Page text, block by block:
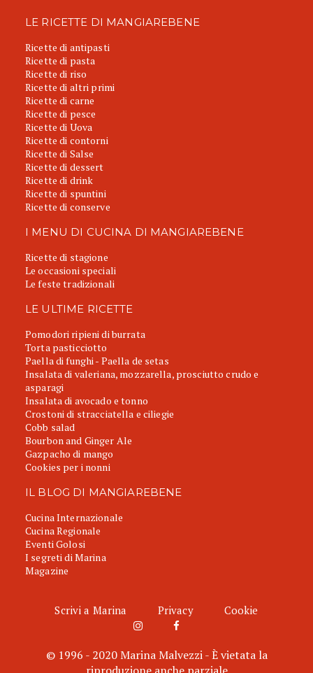
LE RICETTE DI MANGIAREBENE
Ricette di antipasti
Ricette di pasta
Ricette di riso
Ricette di altri primi
Ricette di carne
Ricette di pesce
Ricette di Uova
Ricette di contorni
Ricette di Salse
Ricette di dessert
Ricette di drink
Ricette di spuntini
Ricette di conserve
I MENU DI CUCINA DI MANGIAREBENE
Ricette di stagione
Le occasioni speciali
Le feste tradizionali
LE ULTIME RICETTE
Pomodori ripieni di burrata
Torta pasticciotto
Paella di funghi - Paella de setas
Insalata di valeriana, mozzarella, prosciutto crudo e
asparagi
Insalata di avocado e tonno
Crostoni di stracciatella e ciliegie
Cobb salad
Bourbon and Ginger Ale
Gazpacho di mango
Cookies per i nonni
IL BLOG DI MANGIAREBENE
Cucina Internazionale
Cucina Regionale
Eventi Golosi
I segreti di Marina
Magazine
Scrivi a Marina Privacy Cookie
© 1996 - 2020 Marina Malvezzi - È vietata la